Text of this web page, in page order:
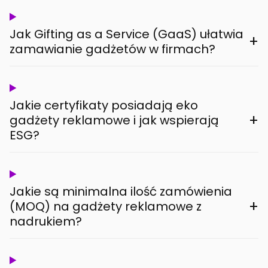
Jak Gifting as a Service (GaaS) ułatwia
zamawianie gadżetów w firmach?
+
Jakie certyfikaty posiadają eko
gadżety reklamowe i jak wspierają
ESG?
+
Jakie są minimalna ilość zamówienia
(MOQ) na gadżety reklamowe z
nadrukiem?
+